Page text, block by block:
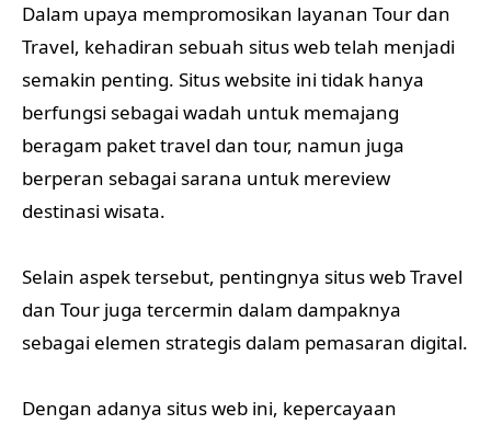
Dalam upaya mempromosikan layanan Tour dan
Travel, kehadiran sebuah situs web telah menjadi
semakin penting. Situs website ini tidak hanya
berfungsi sebagai wadah untuk memajang
beragam paket travel dan tour, namun juga
berperan sebagai sarana untuk mereview
destinasi wisata.
Selain aspek tersebut, pentingnya situs web Travel
dan Tour juga tercermin dalam dampaknya
sebagai elemen strategis dalam pemasaran digital.
Dengan adanya situs web ini, kepercayaan